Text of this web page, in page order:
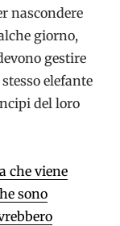
nascondere
giorno,
gestire
elefante
del loro
che viene
sono